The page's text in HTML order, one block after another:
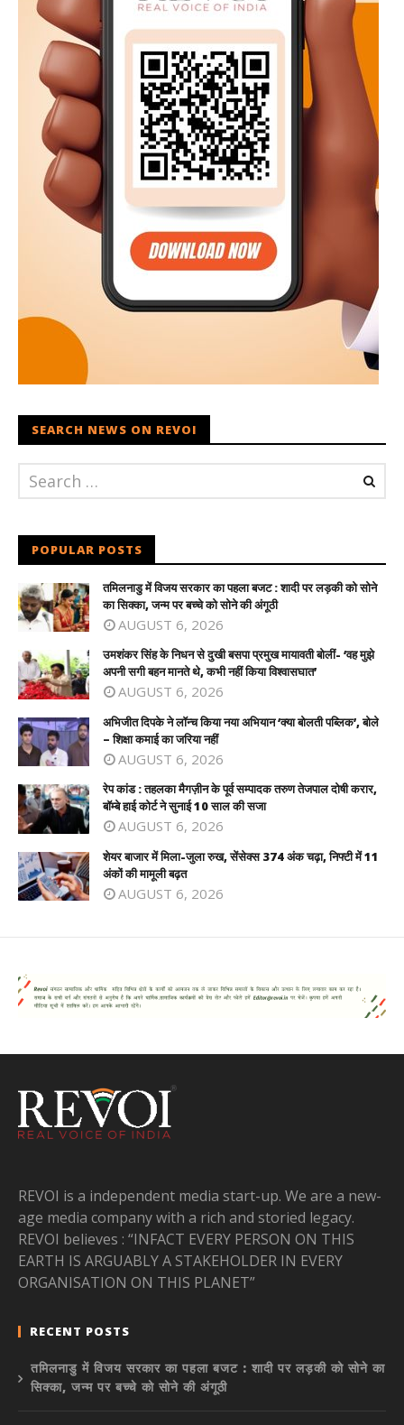
SEARCH NEWS ON REVOI
POPULAR POSTS
तमिलनाडु में विजय सरकार का पहला बजट : शादी पर लड़की को सोने
का सिक्का, जन्म पर बच्चे को सोने की अंगूठी
AUGUST 6, 2026
उमशंकर सिंह के निधन से दुखी बसपा प्रमुख मायावती बोलीं- ‘वह मुझे
अपनी सगी बहन मानते थे, कभी नहीं किया विश्वासघात’
AUGUST 6, 2026
अभिजीत दिपके ने लॉन्च किया नया अभियान ‘क्या बोलती पब्लिक’, बोले
– शिक्षा कमाई का जरिया नहीं
AUGUST 6, 2026
रेप कांड : तहलका मैगज़ीन के पूर्व सम्पादक तरुण तेजपाल दोषी करार,
बॉम्बे हाई कोर्ट ने सुनाई 10 साल की सजा
AUGUST 6, 2026
शेयर बाजार में मिला-जुला रुख, सेंसेक्स 374 अंक चढ़ा, निफ्टी में 11
अंकों की मामूली बढ़त
AUGUST 6, 2026
REVOI is a independent media start-up. We are a new-
age media company with a rich and storied legacy.
REVOI believes : “INFACT EVERY PERSON ON THIS
EARTH IS ARGUABLY A STAKEHOLDER IN EVERY
ORGANISATION ON THIS PLANET”
RECENT POSTS
तमिलनाडु में विजय सरकार का पहला बजट : शादी पर लड़की को सोने का
सिक्का, जन्म पर बच्चे को सोने की अंगूठी